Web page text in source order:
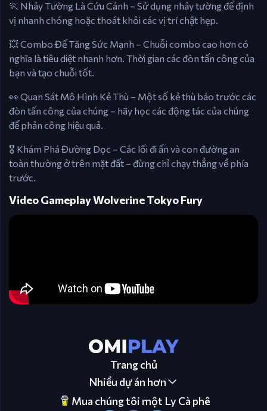
🏃 Nhảy Tường Là Cứu Cánh – Sử dụng nhảy tường để định
vị nhanh chóng hoặc thoát khỏi các vị trí chật hẹp.
💥 Combo Để Tăng Sức Mạnh – Chuỗi combo cao hơn có
nghĩa là tiêu diệt nhanh hơn. Thời gian các đòn tấn công của
bạn và tạo chuỗi tốt.
👀 Quan Sát Mô Hình Kẻ Thù – Một số kẻ thù báo trước các
đòn tấn công của chúng – hãy học các động tác của chúng
để phản công hiệu quả.
🎖️ Khám Phá Đường Dọc – Các lối đi ẩn và con đường an
toàn thường ở trên mặt đất – đừng chỉ chạy thẳng về phía
trước.
Video Gameplay Wolverine Tokyo Fury
Trang chủ
Nhiều dự án hơn
Mua chúng tôi một Ly Cà phê